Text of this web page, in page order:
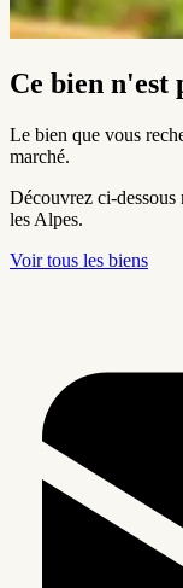
Ce bien n'est
Le bien que vous
marché.
Découvrez ci-dessous
les Alpes.
Voir tous les biens